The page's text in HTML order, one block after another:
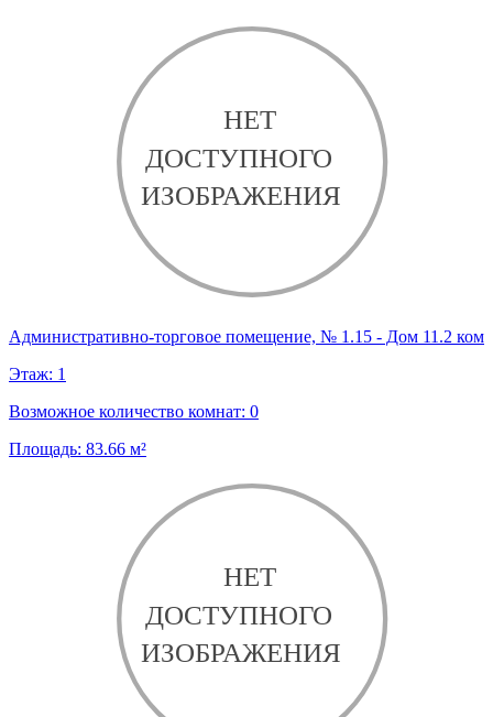
Административно-торговое помещение, № 1.15 - Дом 11.2 ком
Этаж: 1
Возможное количество комнат: 0
Площадь: 83.66 м²